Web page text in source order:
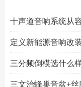
三文治蜂巢音盆+